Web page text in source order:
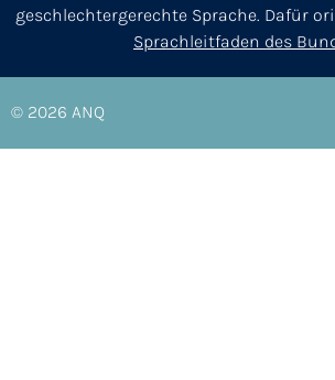
geschlechtergerechte Sprache. Dafür
Sprachleitfaden des
© 2026 ANQ